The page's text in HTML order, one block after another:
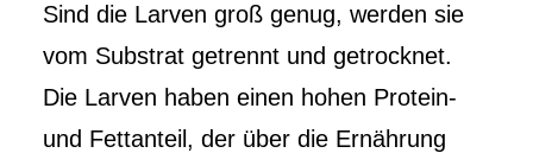
Sind die Larven groß genug, werden sie
vom Substrat getrennt und getrocknet.
Die Larven haben einen hohen Protein-
und Fettanteil, der über die Ernährung